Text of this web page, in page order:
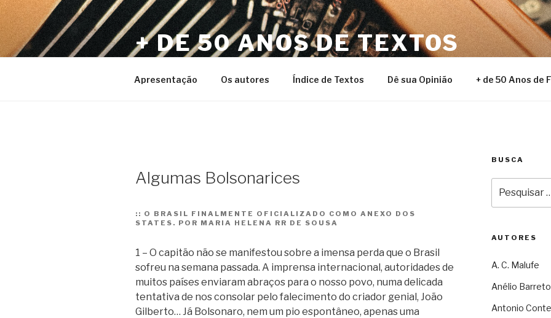
Pular
para
o
conteúdo
+ DE 50 ANOS DE TEXTOS
Apresentação Os autores Índice de Textos Dê sua Opinião + de 50 Anos de
Algumas Bolsonarices
:: O BRASIL FINALMENTE OFICIALIZADO COMO ANEXO DOS
STATES. POR MARIA HELENA RR DE SOUSA
1 – O capitão não se manifestou sobre a imensa perda que o Brasil
sofreu na semana passada. A imprensa internacional, autoridades de
muitos países enviaram abraços para o nosso povo, numa delicada
tentativa de nos consolar pelo falecimento do criador genial, João
Gilberto… Já Bolsonaro, nem um pio espontâneo, apenas uma
BUSCA
por:
AUTORES
A. C. Malufe
Anélio Barreto
Antonio